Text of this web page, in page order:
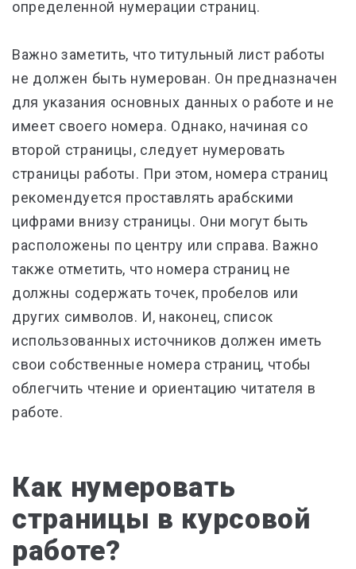
определенной нумерации страниц.
Важно заметить, что титульный лист работы
не должен быть нумерован. Он предназначен
для указания основных данных о работе и не
имеет своего номера. Однако, начиная со
второй страницы, следует нумеровать
страницы работы. При этом, номера страниц
рекомендуется проставлять арабскими
цифрами внизу страницы. Они могут быть
расположены по центру или справа. Важно
также отметить, что номера страниц не
должны содержать точек, пробелов или
других символов. И, наконец, список
использованных источников должен иметь
свои собственные номера страниц, чтобы
облегчить чтение и ориентацию читателя в
работе.
Как нумеровать
страницы в курсовой
работе?